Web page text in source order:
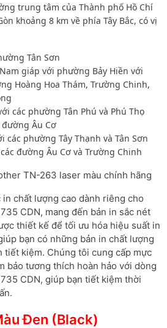
trung tâm của Thành phố Hồ Chí
khoảng 8 km về phía Tây Bắc, có vị
Tân Sơn
giáp với phường Bảy Hiền với
Hoàng Hoa Thám, Trường Chinh,
các phường Tân Phú và Phú Thọ
Âu Cơ
các phường Tây Thạnh và Tân Sơn
đường Âu Cơ và Trường Chinh
TN-263 laser màu chính hãng
chất lượng cao dành riêng cho
CDN, mang đến bản in sắc nét
thiết kế để tối ưu hóa hiệu suất in
bạn có những bản in chất lượng
tiết kiệm. Chúng tôi cung cấp mực
bảo tương thích hoàn hảo với dòng
CDN, giúp bạn tiết kiệm thời
Đen (Black)